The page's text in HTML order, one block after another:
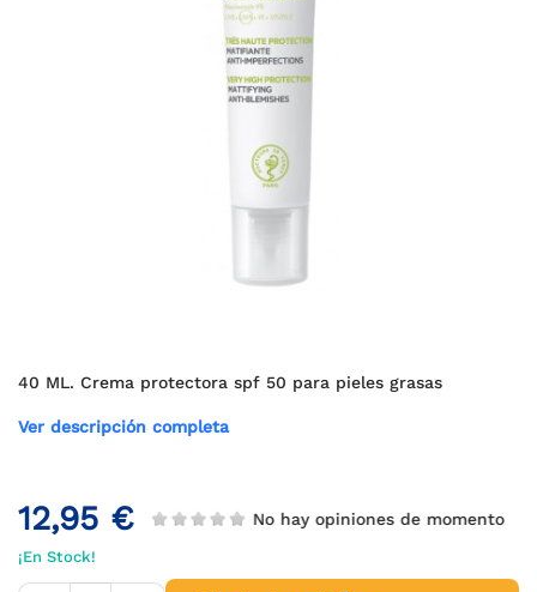
40 ML. Crema protectora spf 50 para pieles grasas
Ver descripción completa
12,95 € No hay opiniones de momento
¡En Stock!